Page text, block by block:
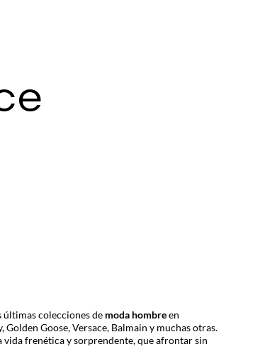
colecciones de moda hombreen
,Golden Goose,Versace, Balmain y muchas otras.
vida frenética y sorprendente, que afrontar sin